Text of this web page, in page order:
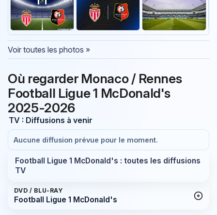
Voir toutes les photos »
Où regarder Monaco / Rennes
Football Ligue 1 McDonald's
2025-2026
TV : Diffusions à venir
Aucune diffusion prévue pour le moment.
Football Ligue 1 McDonald's : toutes les diffusions
TV
DVD / BLU-RAY
Football Ligue 1 McDonald's